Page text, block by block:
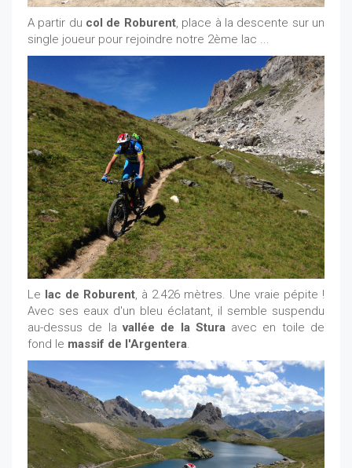
A partir du col de Roburent, place à la descente sur un
single joueur pour rejoindre notre 2ème lac ...
Le lac de Roburent , à 2.426 mètres. Une vraie pépite !
Avec ses eaux d'un bleu éclatant, il semble suspendu
au-dessus de lavallée de la Stura avec en toile de
fond le massif de l'Argentera